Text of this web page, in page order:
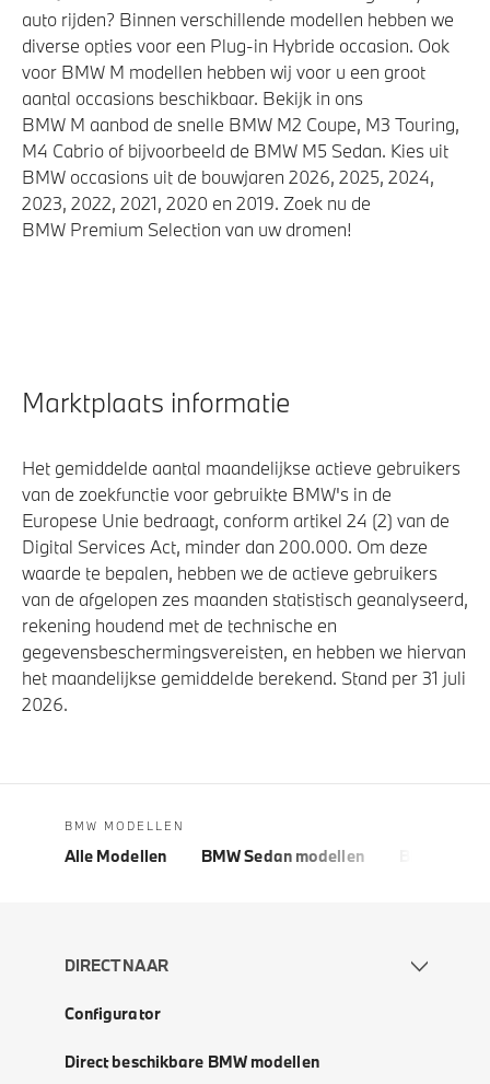
auto rijden? Binnen verschillende modellen hebben we
diverse opties voor een Plug-in Hybride occasion. Ook
voor BMW M modellen hebben wij voor u een groot
aantal occasions beschikbaar. Bekijk in ons
BMW M aanbod de snelle BMW M2 Coupe, M3 Touring,
M4 Cabrio of bijvoorbeeld de BMW M5 Sedan. Kies uit
BMW occasions uit de bouwjaren 2026, 2025, 2024,
2023, 2022, 2021, 2020 en 2019. Zoek nu de
BMW Premium Selection van uw dromen!
Marktplaats informatie
Het gemiddelde aantal maandelijkse actieve gebruikers
van de zoekfunctie voor gebruikte BMW's in de
Europese Unie bedraagt, conform artikel 24 (2) van de
Digital Services Act, minder dan 200.000. Om deze
waarde te bepalen, hebben we de actieve gebruikers
van de afgelopen zes maanden statistisch geanalyseerd,
rekening houdend met de technische en
gegevensbeschermingsvereisten, en hebben we hiervan
het maandelijkse gemiddelde berekend. Stand per 31 juli
2026.
BMW MODELLEN
Alle Modellen BMW Sedan modellen
DIRECT NAAR
Configurator
Direct beschikbare BMW modellen